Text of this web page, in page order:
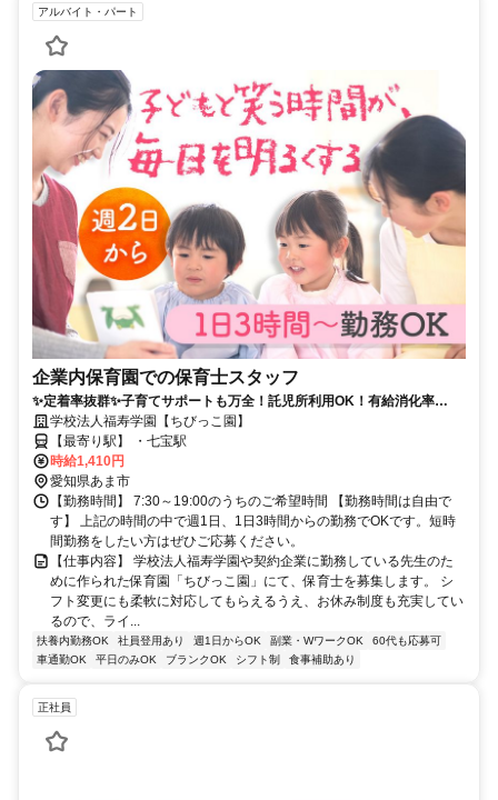
アルバイト・パート
企業内保育園での保育士スタッフ
✨定着率抜群✨子育てサポートも万全！託児所利用OK！有給消化率
100％！✨車通勤OK
学校法人福寿学園【ちびっこ園】
【最寄り駅】 ・七宝駅
時給1,410円
愛知県あま市
【勤務時間】 7:30～19:00のうちのご希望時間 【勤務時間は自由で
す】 上記の時間の中で週1日、1日3時間からの勤務でOKです。短時
間勤務をしたい方はぜひご応募ください。
【仕事内容】 学校法人福寿学園や契約企業に勤務している先生のた
めに作られた保育園「ちびっこ園」にて、保育士を募集します。 シ
フト変更にも柔軟に対応してもらえるうえ、お休み制度も充実してい
るので、ライ...
扶養内勤務OK 社員登用あり 週1日からOK 副業・WワークOK
60代も応募可
車通勤OK
平日のみOK ブランクOK シフト制 食事補助あり
正社員